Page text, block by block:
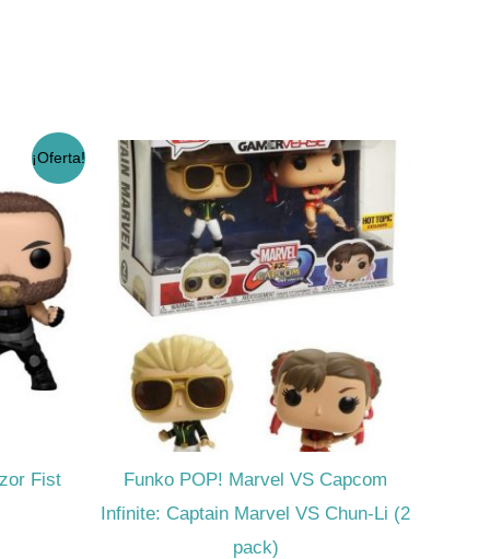
¡Oferta!
Fist
Funko POP! Marvel VS Capcom
Infinite: Captain Marvel VS Chun-Li (2
pack)